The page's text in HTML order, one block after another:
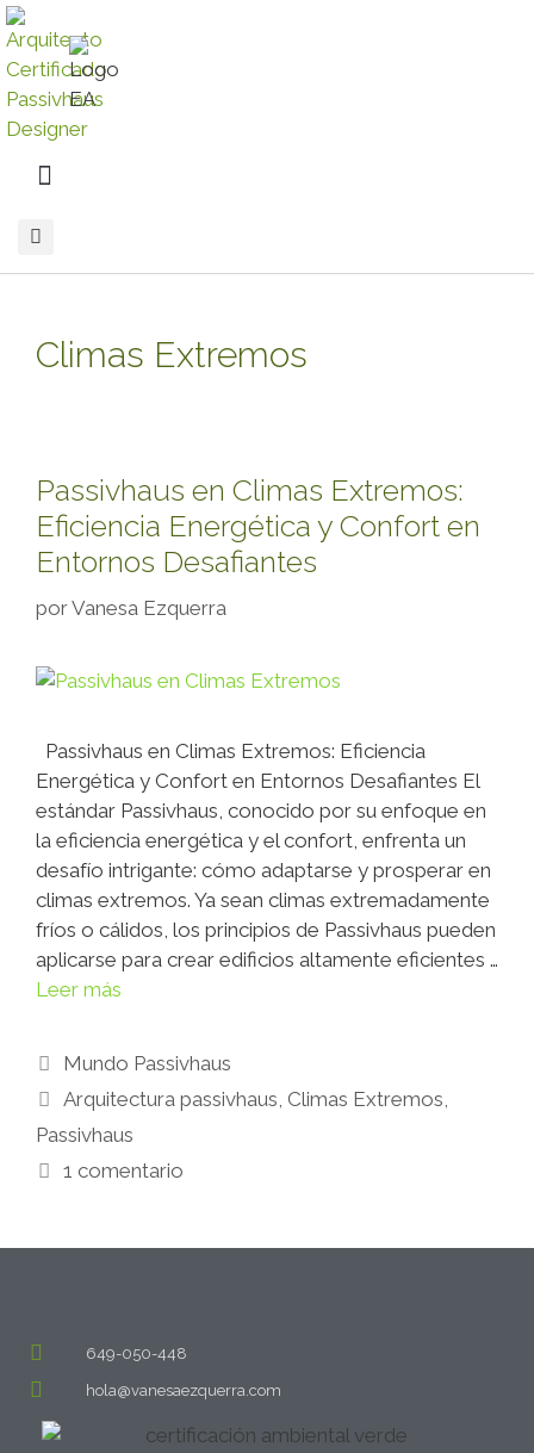
Climas Extremos
Passivhaus en Climas Extremos:
Eficiencia Energética y Confort en
Entornos Desafiantes
porVanesa Ezquerra
Passivhaus en Climas Extremos: Eficiencia
Energética y Confort en Entornos Desafiantes El
estándar Passivhaus, conocido por su enfoque en
la eficiencia energética y el confort, enfrenta un
desafío intrigante: cómo adaptarse y prosperar en
climas extremos. Ya sean climas extremadamente
fríos o cálidos, los principios de Passivhaus pueden
aplicarse para crear edificios altamente eficientes …
Leer más
Mundo Passivhaus
Arquitectura passivhaus Climas Extremos
Passivhaus
1 comentario
649-050-448
hola@vanesaezquerra.com